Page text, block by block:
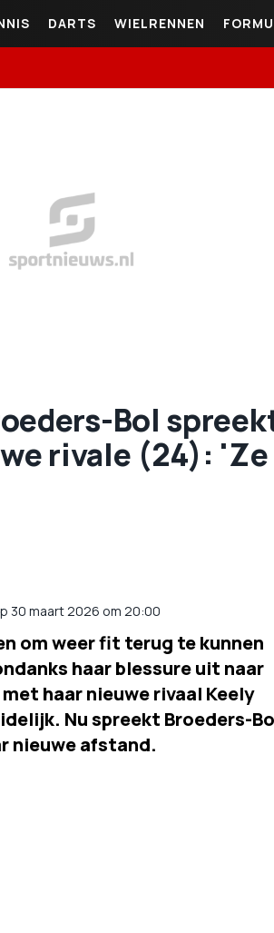
DARTS WIELRENNEN
Bol
rivale (24): 'Ze
30 maart 2026 om 20:00
om weer fit terug te kunnen
haar blessure uit naar
haar nieuwe rivaal Keely
Nu spreekt Broeders-
nieuwe afstand.